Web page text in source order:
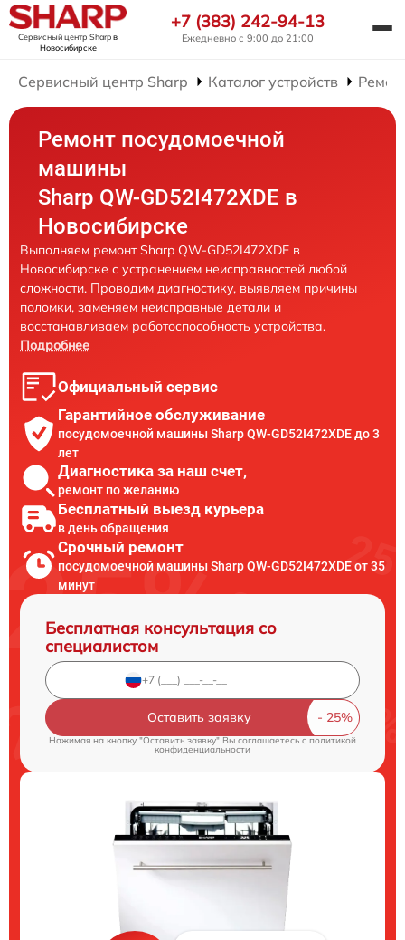
Сервисный центр Sharpв
Новосибирске
+7 (383) 242-94-13
Ежедневно с 9:00 до 21:00
Сервисный центр Sharp Каталог устройств
Ремонт посудомоечной
машины
Sharp QW-GD52I472XDE в
Новосибирске
Выполняем ремонт Sharp QW-GD52I472XDE в
Новосибирске с устранением неисправностей любой
сложности. Проводим диагностику, выявляем причины
поломки, заменяем неисправные детали и
восстанавливаем работоспособность устройства.
Подробнее
Официальный сервис
Гарантийное обслуживание
посудомоечной машины Sharp QW-GD52I472XDE до 3
лет
Диагностика за наш счет,
ремонт по желанию
Бесплатный выезд курьера
в день обращения
Срочный ремонт
посудомоечной машины Sharp QW-GD52I472XDE от 35
минут
Бесплатная консультация со
специалистом
Оставить заявку
Нажимая на кнопку "Оставить заявку" Вы соглашаетесь cполитикой
конфиденциальности